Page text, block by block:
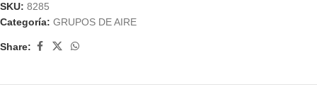
SKU: 8285
Categoría: GRUPOS DE AIRE
Share: